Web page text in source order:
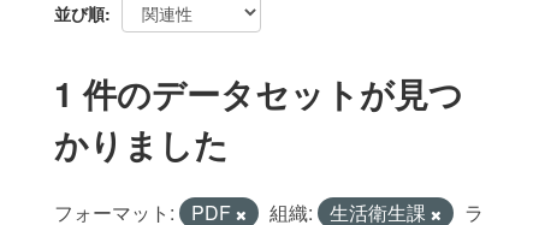
並び順
1 件のデータセットが見つ
かりました
フォーマット: PDF 組織: 生活衛生課
ラ